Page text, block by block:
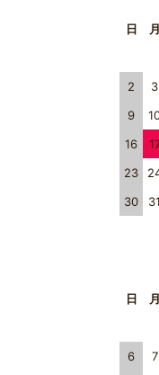
日 月
2
3
9
16
23
30
31
日 月
6
7